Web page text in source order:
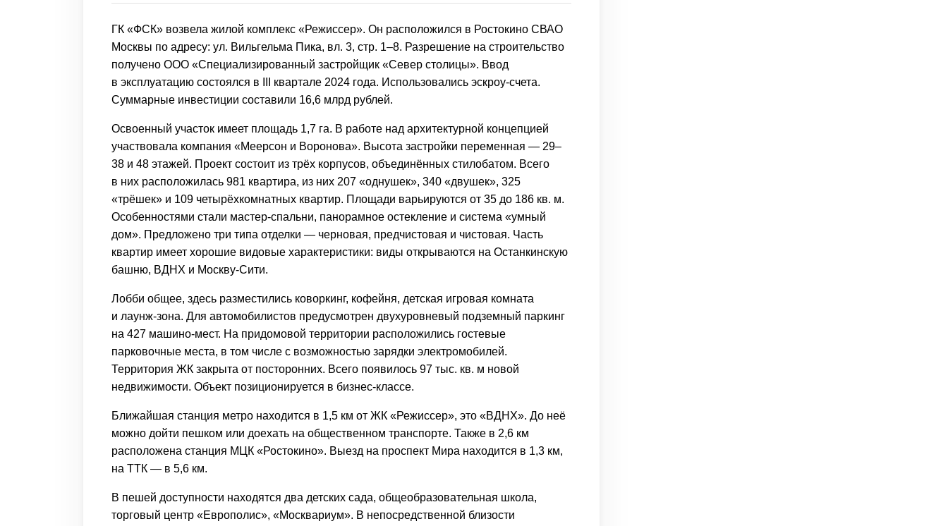
ГК «ФСК» возвела жилой комплекс «Режиccер». Он расположился в Ростокино СВАО
Москвы по адресу: ул. Вильгельма Пика, вл. 3, стр. 1–8. Разрешение на строительство
получено ООО «Специализированный застройщик «Север столицы». Ввод
в эксплуатацию состоялся в III квартале 2024 года. Использовались эскроу-счета.
Суммарные инвестиции составили 16,6 млрд рублей.
Освоенный участок имеет площадь 1,7 га. В работе над архитектурной концепцией
участвовала компания «Меерсон и Воронова». Высота застройки переменная — 29–
38 и 48 этажей. Проект состоит из трёх корпусов, объединённых стилобатом. Всего
в них расположилась 981 квартира, из них 207 «однушек», 340 «двушек», 325
«трёшек» и 109 четырёхкомнатных квартир. Площади варьируются от 35 до 186 кв. м.
Особенностями стали мастер-спальни, панорамное остекление и система «умный
дом». Предложено три типа отделки — черновая, предчистовая и чистовая. Часть
квартир имеет хорошие видовые характеристики: виды открываются на Останкинскую
башню, ВДНХ и Москву-Сити.
Лобби общее, здесь разместились коворкинг, кофейня, детская игровая комната
и лаунж-зона. Для автомобилистов предусмотрен двухуровневый подземный паркинг
на 427 машино-мест. На придомовой территории расположились гостевые
парковочные места, в том числе с возможностью зарядки электромобилей.
Территория ЖК закрыта от посторонних. Всего появилось 97 тыс. кв. м новой
недвижимости. Объект позиционируется в бизнес-классе.
Ближайшая станция метро находится в 1,5 км от ЖК «Режиссер», это «ВДНХ». До неё
можно дойти пешком или доехать на общественном транспорте. Также в 2,6 км
расположена станция МЦК «Ростокинo». Выезд на проспект Мира находится в 1,3 км,
на ТТК — в 5,6 км.
В пешей доступности находятся два детских сада, общеобразовательная школа,
торговый центр «Европолис», «Москвариум». В непосредственной близости